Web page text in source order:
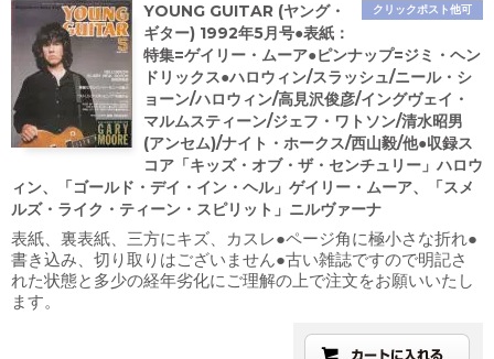
クリックポスト他可
YOUNG GUITAR (ヤング・
ギター) 1992年5月号●表紙：
特集=ゲイリー・ムーア●ピンナップ=ジミ・ヘン
ドリックス●ハロウィン/スラッシュ/ニール・シ
ョーン/ハロウィン/高見沢俊彦/イングヴェイ・
マルムスティーン/ジェフ・ワトソン/清水昭男
(アンセム)/ナイト・ホークス/西山毅/他●収録ス
コア「キッズ・オブ・ザ・センチュリー」ハロウ
ィン、「ゴールド・デイ・イン・ヘル」ゲイリー・ムーア、「スメ
ルズ・ライク・ティーン・スピリット」ニルヴァーナ
表紙、裏表紙、三方にキズ、カスレ●ページ角に極小さな折れ●
書き込み、切り取りはございません●古い雑誌ですので明記さ
れた状態と多少の経年劣化にご理解の上で注文をお願いいたし
ます。